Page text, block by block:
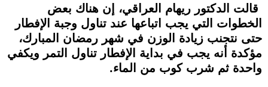
قالت الدكتور ريهام العراقي، إن هناك بعض
الخطوات التي يجب اتباعها عند تناول وجبة الإفطار
حتى نتجنب زيادة الوزن في شهر رمضان المبارك،
مؤكدة أنه يجب في بداية الإفطار تناول التمر ويكفي
واحدة ثم شرب كوب من الماء.